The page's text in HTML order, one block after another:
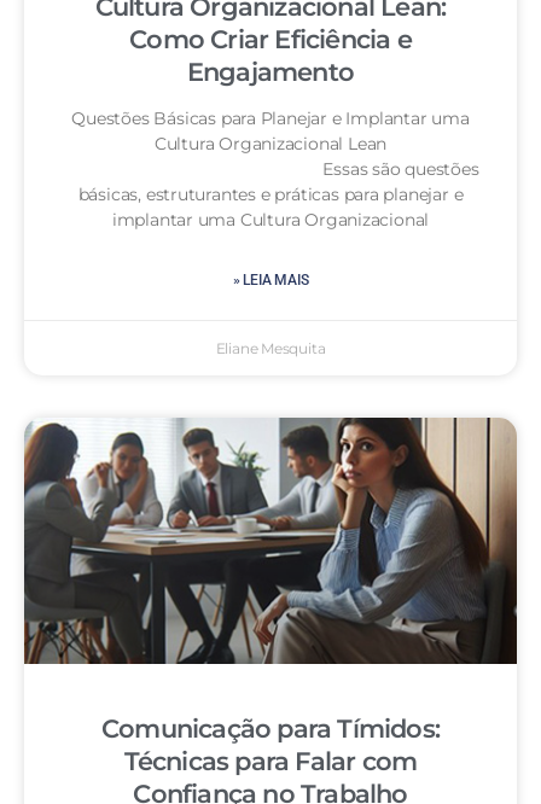
Cultura Organizacional Lean:
Como Criar Eficiência e
Engajamento
Questões Básicas para Planejar e Implantar uma
Cultura Organizacional Lean
Essas são questões
básicas, estruturantes e práticas para planejar e
implantar uma Cultura Organizacional
» LEIA MAIS
Eliane Mesquita
Comunicação para Tímidos:
Técnicas para Falar com
Confiança no Trabalho